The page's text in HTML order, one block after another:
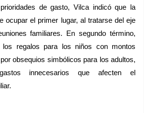
de gasto, Vilca indicó que la
ocupar el primer lugar, al tratarse del eje
familiares. En segundo término,
los regalos para los niños con montos
obsequios simbólicos para los adultos,
innecesarios que afecten el